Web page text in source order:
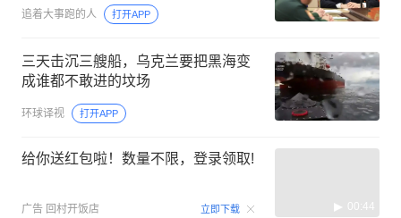
追着大事跑的人 打开APP
三天击沉三艘船，乌克兰要把黑海变
成谁都不敢进的坟场
环球译视 打开APP
给你送红包啦！数量不限，登录领取!
广告 回村开饭店 立即下载 00:44